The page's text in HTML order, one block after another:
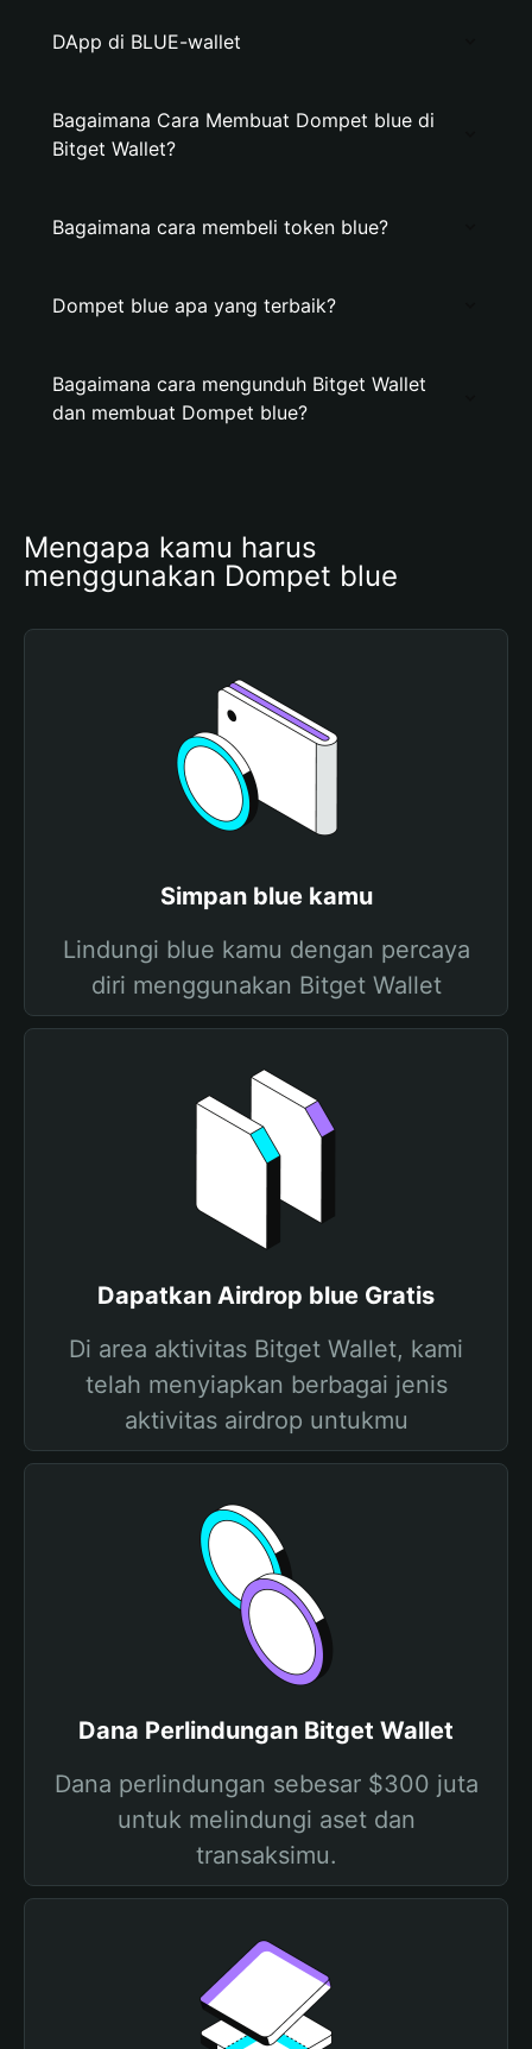
DApp di BLUE-wallet
Bagaimana Cara Membuat Dompet blue di
Bitget Wallet?
Bagaimana cara membeli token blue?
Dompet blue apa yang terbaik?
Bagaimana cara mengunduh Bitget Wallet
dan membuat Dompet blue?
Mengapa kamu harus
menggunakan Dompet blue
Simpan blue kamu
Lindungi blue kamu dengan percaya
diri menggunakan Bitget Wallet
Dapatkan Airdrop blue Gratis
Di area aktivitas Bitget Wallet, kami
telah menyiapkan berbagai jenis
aktivitas airdrop untukmu
Dana Perlindungan Bitget Wallet
Dana perlindungan sebesar $300 juta
untuk melindungi aset dan
transaksimu.